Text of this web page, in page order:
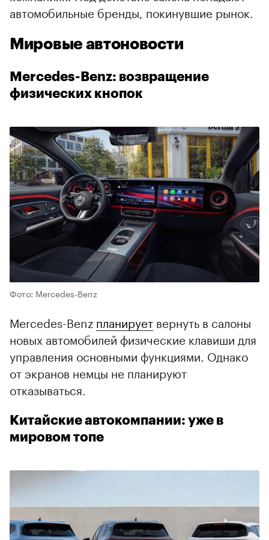
автомобильные бренды, покинувшие рынок.
Мировые автоновости
Mercedes-Benz: возвращение
физических кнопок
Фото: Mercedes-Benz
Mercedes-Benz планирует вернуть в салоны
новых автомобилей физические клавиши для
управления основными функциями. Однако
от экранов немцы не планируют
отказываться.
Китайские автокомпании: уже в
мировом топе